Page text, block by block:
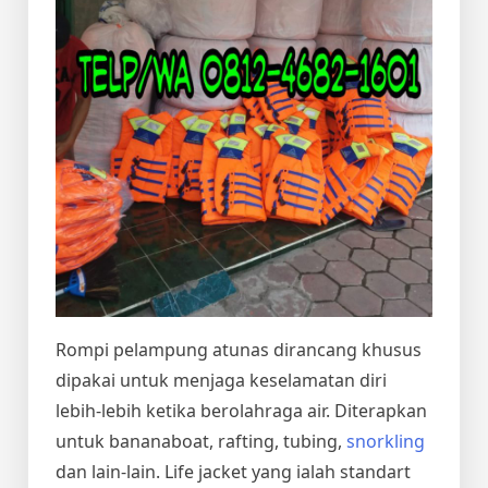
Rompi pelampung atunas dirancang khusus
dipakai untuk menjaga keselamatan diri
lebih-lebih ketika berolahraga air. Diterapkan
untuk bananaboat, rafting, tubing, snorkling
dan lain-lain. Life jacket yang ialah standart